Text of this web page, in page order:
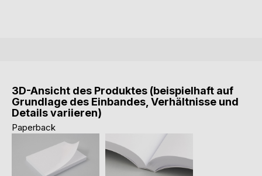
3D-Ansicht des Produktes (beispielhaft auf
Grundlage des Einbandes, Verhältnisse und
Details variieren)
Paperback